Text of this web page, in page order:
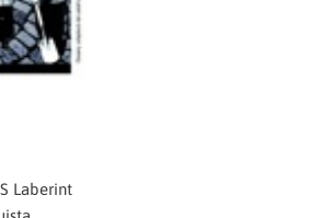
Laberint